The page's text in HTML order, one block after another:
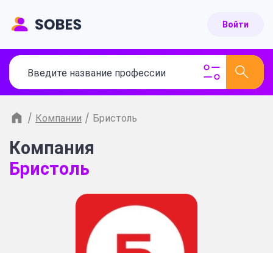
Войти
/ Компании / Бристоль
Компания
Бристоль